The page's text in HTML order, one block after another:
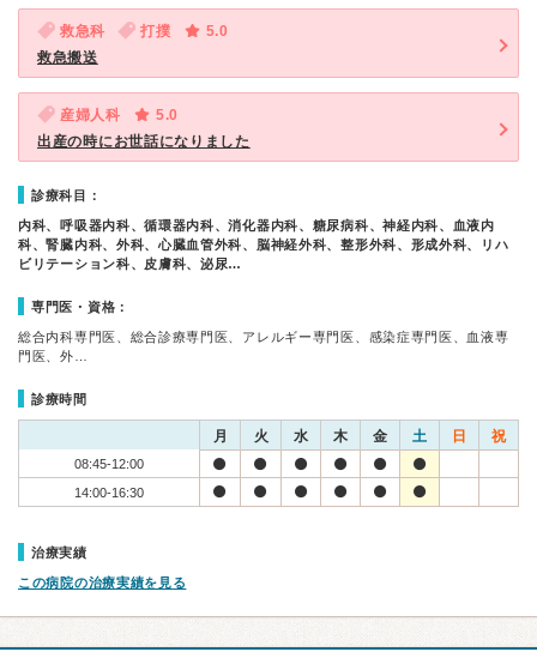
救急科 打撲
5.0
救急搬送
産婦人科
5.0
出産の時にお世話になりました
診療科目：
内科、呼吸器内科、循環器内科、消化器内科、糖尿病科、神経内科、血液内
科、腎臓内科、外科、心臓血管外科、脳神経外科、整形外科、形成外科、リハ
ビリテーション科、皮膚科、泌尿…
専門医・資格：
総合内科専門医、総合診療専門医、アレルギー専門医、感染症専門医、血液専
門医、外…
診療時間
月 火 水 木 金 土 日 祝
08:45-12:00
14:00-16:30
治療実績
この病院の治療実績を見る